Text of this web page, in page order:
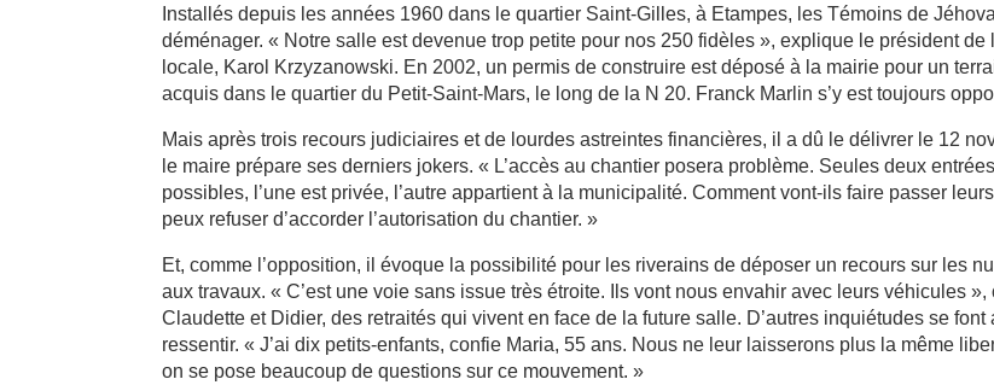
Installés depuis les années 1960 dans le quartier Saint-Gilles, à Etampes, les Témoins de
déménager. « Notre salle est devenue trop petite pour nos 250 fidèles », explique le président de
locale, Karol Krzyzanowski. En 2002, un permis de construire est déposé à la mairie pour un
acquis dans le quartier du Petit-Saint-Mars, le long de la N 20. Franck Marlin s’y est toujours
Mais après trois recours judiciaires et de lourdes astreintes financières, il a dû le délivrer le 12
le maire prépare ses derniers jokers. « L’accès au chantier posera problème. Seules deux
possibles, l’une est privée, l’autre appartient à la municipalité. Comment vont-ils faire passer
peux refuser d’accorder l’autorisation du chantier. »
Et, comme l’opposition, il évoque la possibilité pour les riverains de déposer un recours sur les
aux travaux. « C’est une voie sans issue très étroite. Ils vont nous envahir avec leurs véhicules »,
Claudette et Didier, des retraités qui vivent en face de la future salle. D’autres inquiétudes se font
ressentir. « J’ai dix petits-enfants, confie Maria, 55 ans. Nous ne leur laisserons plus la même
on se pose beaucoup de questions sur ce mouvement. »